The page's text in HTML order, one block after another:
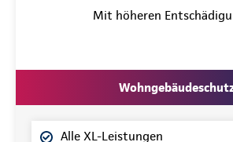
Mit höheren
Alle XL-Leistungen